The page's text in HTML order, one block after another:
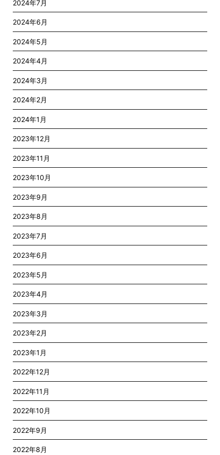
2024年7月
2024年6月
2024年5月
2024年4月
2024年3月
2024年2月
2024年1月
2023年12月
2023年11月
2023年10月
2023年9月
2023年8月
2023年7月
2023年6月
2023年5月
2023年4月
2023年3月
2023年2月
2023年1月
2022年12月
2022年11月
2022年10月
2022年9月
2022年8月